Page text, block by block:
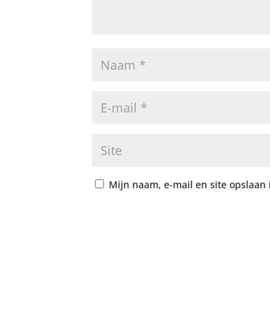
Mijn naam, e-mail en site